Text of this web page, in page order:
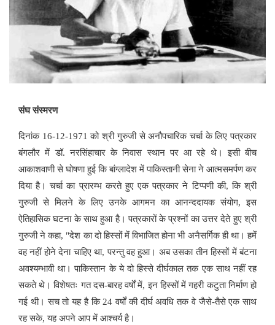
संघ संस्मरण
दिनांक 16-12-1971 को श्री गुरुजी से अनौपचारिक चर्चा के लिए पत्रकार
बंगलौर में डॉ. नरसिंहाचार के निवास स्थान पर आ रहे थे। इसी बीच
आकाशवाणी से घोषणा हुई कि बांग्लादेश में पाकिस्तानी सेना ने आत्मसमर्पण कर
दिया है। चर्चा का प्रारम्भ करते हुए एक पत्रकार ने टिप्पणी की,कि श्री
गुरुजी से मिलने के लिए उनके आगमन का आनन्ददायक संयोग,इस
ऐतिहासिक घटना के साथ हुआ है। पत्रकारों के प्रश्नों का उत्तर देते हुए श्री
गुरुजी ने कहा, "देश का दो हिस्सों में विभाजित होना भी अनैसर्गिक ही था। हमें
वह नहीं होने देना चाहिए था,परन्तु वह हुआ। अब उसका तीन हिस्सों में बंटना
अवश्यम्भावी था। पाकिस्तान के ये दो हिस्से दीर्घकाल तक एक साथ नहीं रह
सकते थे। विशेषतः गत दस-बारह वर्षों में,इन हिस्सों में गहरी कटुता निर्माण हो
गई थी। सच तो यह है कि 24 वर्षों की दीर्घ अवधि तक वे जैसे-तैसे एक साथ
रह सके,यह अपने आप में आश्चर्य है।